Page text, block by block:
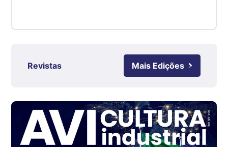
Ovo Branco - Regional
cx
Ovo Branco - Regional
Branco
R$ 144,99
Revistas Mais Edições